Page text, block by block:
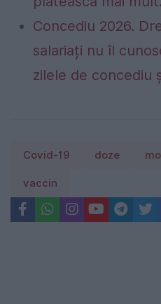
Concediu 2026.
salariați nu îl
zilele de concediu
Covid-19 doze
vaccin